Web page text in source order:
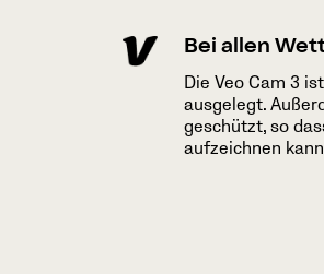
Bei allen
Die Veo Cam 3
ausgelegt.
geschützt, so
aufzeichnen